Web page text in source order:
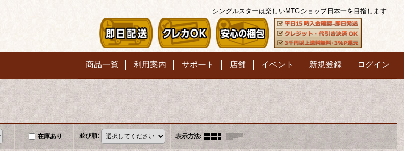
シングルスターは楽しいMTGショップ日本一を目指します
ログイン
新規登録
イベント
店舗
サポート
利用案内
商品一覧
在庫あり 並び順: 表示方法: